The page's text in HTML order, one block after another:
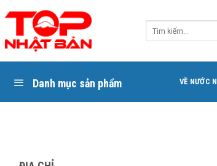
to
content
Danh mục sản phẩm VỀ NƯỚC